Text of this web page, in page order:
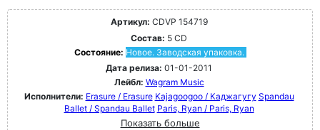
Артикул: CDVP 154719
Состав: 5 CD
Состояние: Новое. Заводская упаковка.
Дата релиза: 01-01-2011
Лейбл: Wagram Music
Исполнители: Erasure / Erasure Kajagoogoo / Каджагугу Spandau
Ballet / Spandau Ballet Paris, Ryan / Paris, Ryan
Показать больше